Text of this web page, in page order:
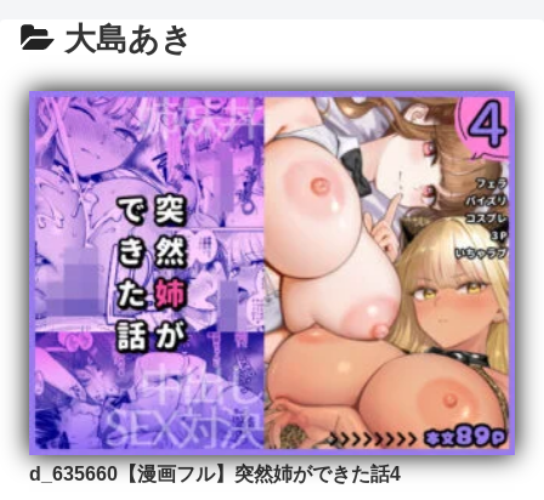
大島あき
d_635660【漫画フル】突然姉ができた話4